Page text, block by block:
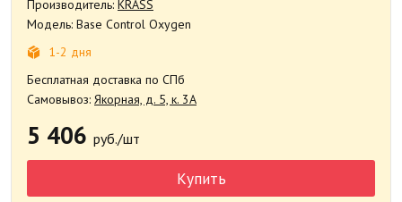
Производитель: KRASS
Модель: Base Control Oxygen
1-2 дня
Бесплатная доставка по СПб
Самовывоз: Якорная, д. 5, к. 3А
5 406 руб./шт
Купить